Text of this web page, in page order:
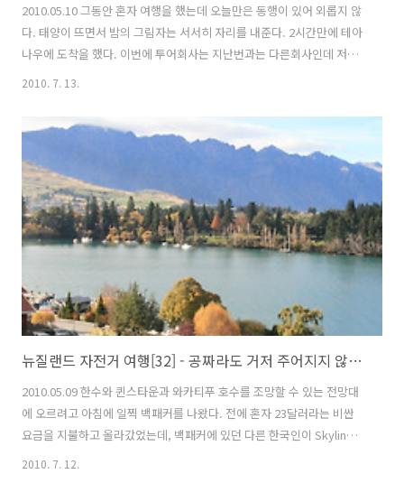
2010.05.10 그동안 혼자 여행을 했는데 오늘만은 동행이 있어 외롭지 않
다. 태양이 뜨면서 밤의 그림자는 서서히 자리를 내준다. 2시간만에 테아
나우에 도착을 했다. 이번에 투어회사는 지난번과는 다른회사인데 저렴
해서 백패커 리셉션에서 예약을 했다. 테 아나우 호수(Lake Te Anau) 날
늉을 하니 근처로 모여든다. 지들끼리 먹이 쟁탈전을 벌이면서 싸운다.
멀리 있다가도 먹이를 주면 잽싸게 헤엄을 쳐서 온다. 어떤 놈은 날아서
오기도 한다. 더니든에서 감기걸린 이후 열흘 가까이 밤에 잔기침을 하고
있다. 약국에서 감기약을 샀는데 사탕 형태이다. 약국에서 별거 다 판다.
필름, 생활용품, 기타 잡화까지 없는게 없다. 버스 지붕이 유..
2010. 7. 13.
뉴질랜드 자전거 여행[32] - 공짜라도 거저 주어지지 않는다.
2010.05.09 한수와 퀸스타운과 와카티푸 호수를 조망할 수 있는 전망대
에 오르려고 아침에 일찍 백패커를 나왔다. 전에 혼자 23달러라는 비싼
요금을 지불하고 올라갔었는데, 백패커에 있던 다른 한국인이 Skyline
곤돌라를 타고 올라가지 않고 걸어서 올라가는 방법이 있고, 곤돌라 옆에
2010. 7. 12.